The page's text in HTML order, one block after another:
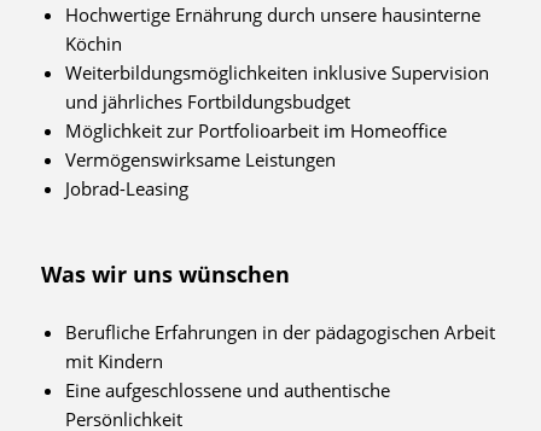
Hochwertige Ernährung durch unsere hausinterne
Köchin
Weiterbildungsmöglichkeiten inklusive Supervision
und jährliches Fortbildungsbudget
Möglichkeit zur Portfolioarbeit im Homeoffice
Vermögenswirksame Leistungen
Jobrad-Leasing
Was wir uns wünschen
Berufliche Erfahrungen in der pädagogischen Arbeit
mit Kindern
Eine aufgeschlossene und authentische
Persönlichkeit